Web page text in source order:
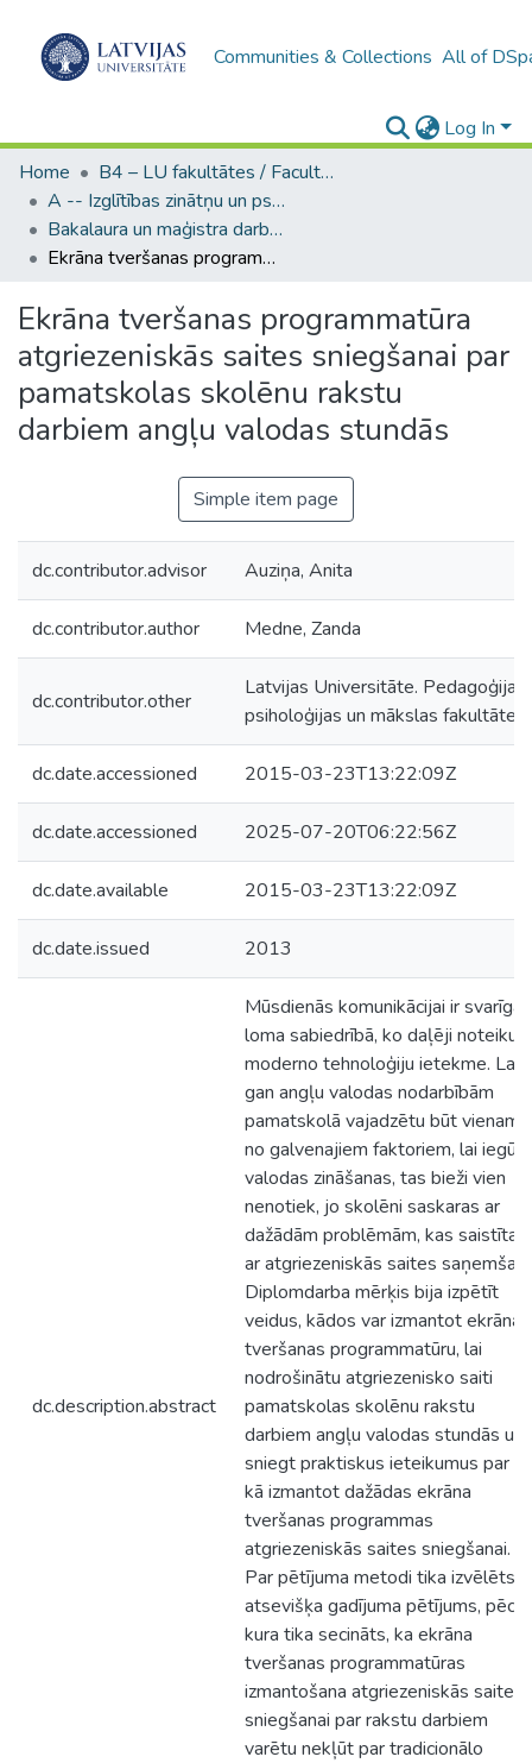
Communities & Collections All of
Log In
Home
B4 – LU fakultātes / Faculties of the UL
A -- Izglītības zinātņu un psiholoģijas fakultāte / Faculty of Education Sciences and Psychology
Bakalaura un maģistra darbi (PPMF) / Bachelor's and Master's theses
Ekrāna tveršanas programmatūra atgriezeniskās saites sniegšanai par pamatskolas skolēnu rakstu darbiem angļu valodas stundās
Ekrāna tveršanas programmatūra
atgriezeniskās saites sniegšanai par
pamatskolas skolēnu rakstu
darbiem angļu valodas stundās
Simple item page
dc.contributor.advisor Auziņa, Anita
dc.contributor.author Medne, Zanda
dc.contributor.other
Latvijas Universitāte. Pedagoģijas,
psiholoģijas un mākslas fakultāte
dc.date.accessioned 2015-03-23T13:22:09Z
dc.date.accessioned 2025-07-20T06:22:56Z
dc.date.available 2015-03-23T13:22:09Z
dc.date.issued 2013
dc.description.abstract
Mūsdienās komunikācijai ir svarīga
loma sabiedrībā, ko daļēji noteikusi
moderno tehnoloģiju ietekme. Lai
gan angļu valodas nodarbībām
pamatskolā vajadzētu būt vienam
no galvenajiem faktoriem, lai iegūtu
valodas zināšanas, tas bieži vien
nenotiek, jo skolēni saskaras ar
dažādām problēmām, kas saistītas
ar atgriezeniskās saites
Diplomdarba mērķis bija izpētīt
veidus, kādos var izmantot ekrāna
tveršanas programmatūru, lai
nodrošinātu atgriezenisko saiti
pamatskolas skolēnu rakstu
darbiem angļu valodas stundās un
sniegt praktiskus ieteikumus par
kā izmantot dažādas ekrāna
tveršanas programmas
atgriezeniskās saites sniegšanai.
Par pētījuma metodi tika izvēlēts
atsevišķa gadījuma pētījums, pēc
kura tika secināts, ka ekrāna
tveršanas programmatūras
izmantošana atgriezeniskās saites
sniegšanai par rakstu darbiem
varētu nekļūt par tradicionālo